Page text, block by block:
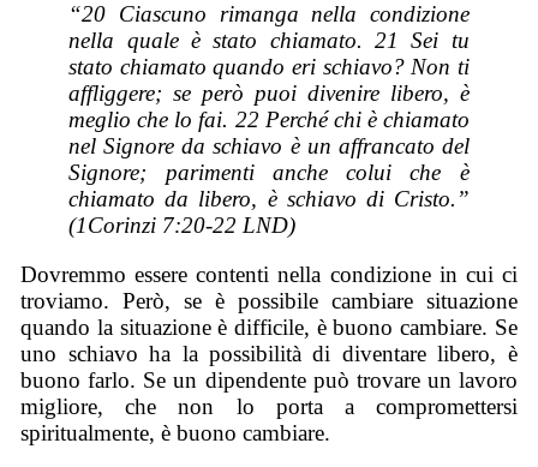
“20 Ciascuno rimanga nella condizione
nella quale è stato chiamato. 21 Sei tu
stato chiamato quando eri schiavo? Non ti
affliggere; se però puoi divenire libero, è
meglio che lo fai. 22 Perché chi è chiamato
nel Signore da schiavo è un affrancato del
Signore; parimenti anche colui che è
chiamato da libero, è schiavo di Cristo.”
(1Corinzi 7:20-22 LND)
Dovremmo essere contenti nella condizione in cui ci
troviamo. Però, se è possibile cambiare situazione
quando la situazione è difficile, è buono cambiare. Se
uno schiavo ha la possibilità di diventare libero, è
buono farlo. Se un dipendente può trovare un lavoro
migliore, che non lo porta a compromettersi
spiritualmente, è buono cambiare.